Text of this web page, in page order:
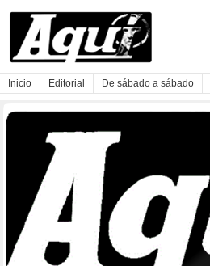
Inicio Editorial De sábado a sábado